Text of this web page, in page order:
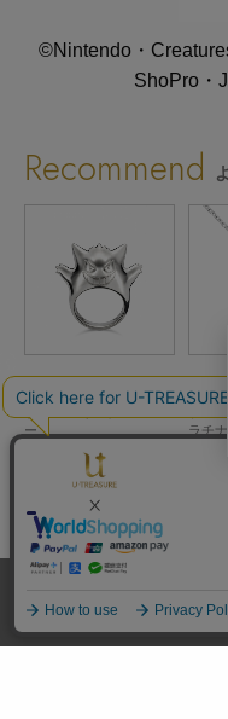
©Nintendo・
ShoPro・
Recommend
ポケットモンスター
ー
¥47,300
ポケ
ゲン
ラチナ